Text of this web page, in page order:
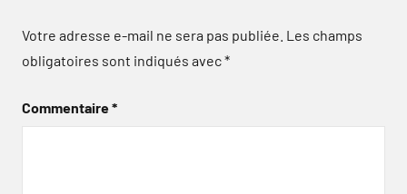
Votre adresse e-mail ne sera pas publiée. Les champs
obligatoires sont indiqués avec*
Commentaire*